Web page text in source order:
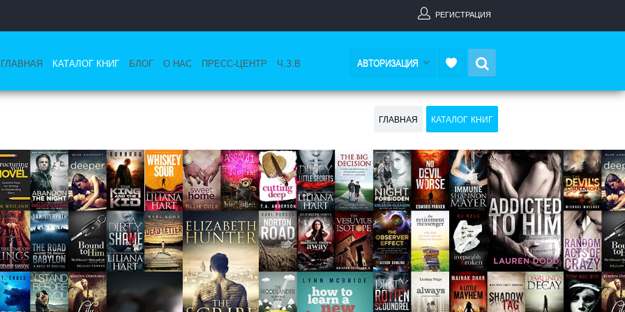
РЕГИСТРАЦИЯ
ГЛАВНАЯ КАТАЛОГ КНИГ БЛОГ О НАС ПРЕСС-ЦЕНТР Ч.З.В АВТОРИЗАЦИЯ
ГЛАВНАЯ КАТАЛОГ КНИГ